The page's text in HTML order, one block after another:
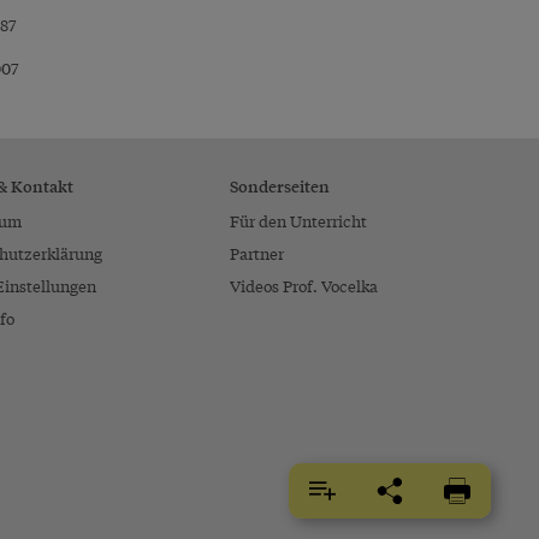
Kontakt Sonderseiten
Für den Unterricht
Partner
Videos Prof. Vocelka